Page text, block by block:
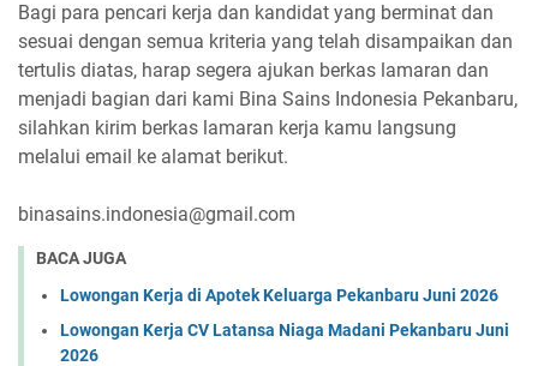
Bagi para pencari kerja dan kandidat yang berminat dan
sesuai dengan semua kriteria yang telah disampaikan dan
tertulis diatas, harap segera ajukan berkas lamaran dan
menjadi bagian dari kami Bina Sains Indonesia Pekanbaru,
silahkan kirim berkas lamaran kerja kamu langsung
melalui email ke alamat berikut.
binasains.indonesia@gmail.com
BACA JUGA
Lowongan Kerja di Apotek Keluarga Pekanbaru Juni 2026
Lowongan Kerja CV Latansa Niaga Madani Pekanbaru Juni
2026